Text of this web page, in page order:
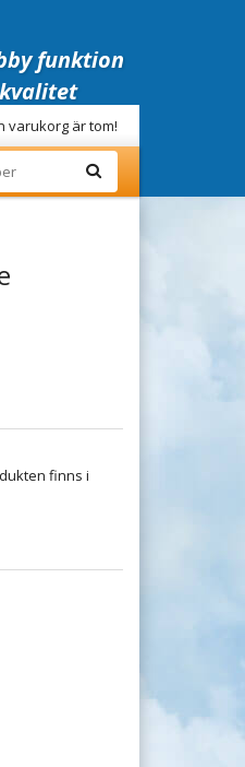
funktion
varukorg är tom!
finns i